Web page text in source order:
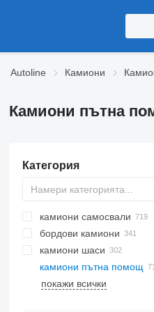
Autoline Камиони
Камиони пътна
Категория
камиони самосвали
бордови камиони
камиони шаси
камиони пътна помощ
покажи всички